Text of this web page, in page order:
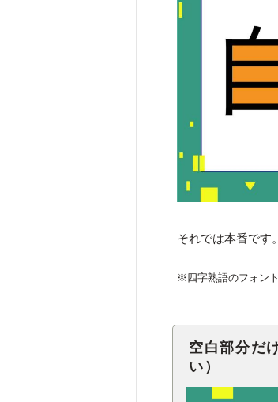
それでは本番です
※四字熟語のフォン
空白部分だ
い）